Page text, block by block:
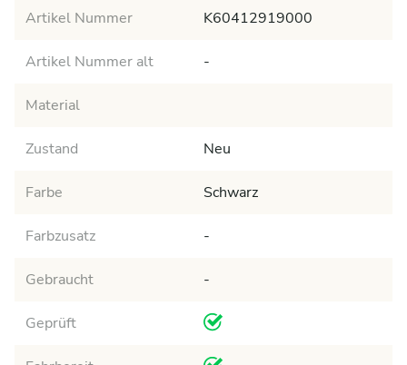
Artikel Nummer K60412919000
Artikel Nummer alt -
Material
Zustand Neu
Farbe Schwarz
Farbzusatz -
Gebraucht -
Geprüft